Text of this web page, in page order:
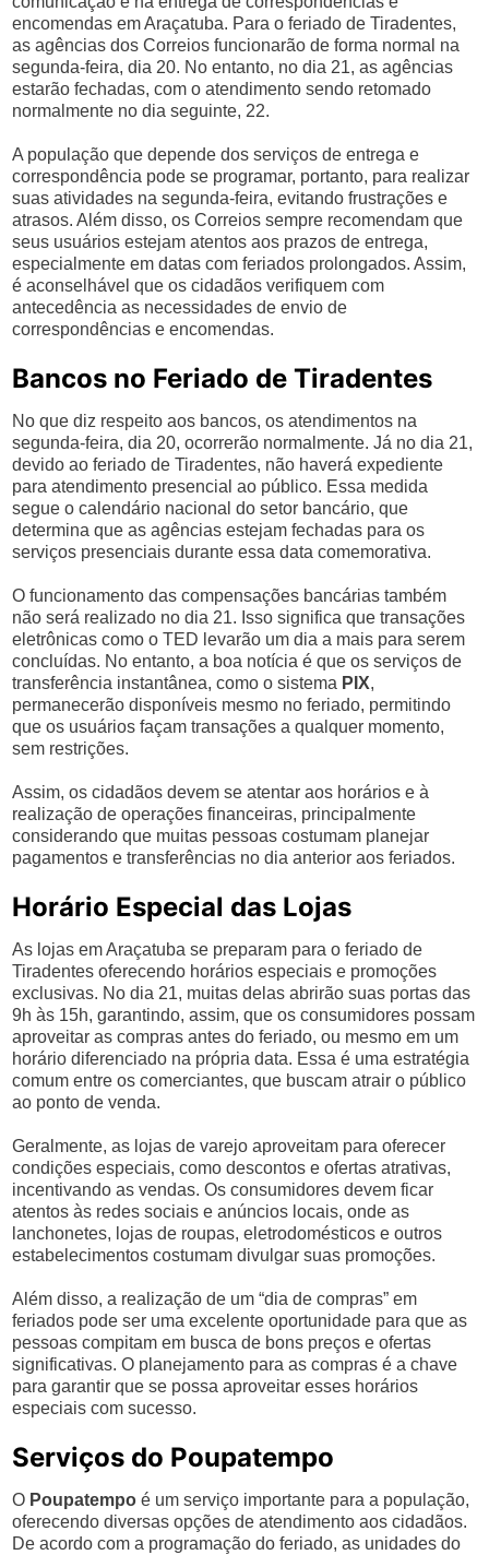
encomendas em Araçatuba. Para o feriado de Tiradentes,
as agências dos Correios funcionarão de forma normal na
segunda-feira, dia 20. No entanto, no dia 21, as agências
estarão fechadas, com o atendimento sendo retomado
normalmente no dia seguinte, 22.
A população que depende dos serviços de entrega e
correspondência pode se programar, portanto, para realizar
suas atividades na segunda-feira, evitando frustrações e
atrasos. Além disso, os Correios sempre recomendam que
seus usuários estejam atentos aos prazos de entrega,
especialmente em datas com feriados prolongados. Assim,
é aconselhável que os cidadãos verifiquem com
antecedência as necessidades de envio de
correspondências e encomendas.
Bancos no Feriado de Tiradentes
No que diz respeito aos bancos, os atendimentos na
segunda-feira, dia 20, ocorrerão normalmente. Já no dia 21,
devido ao feriado de Tiradentes, não haverá expediente
para atendimento presencial ao público. Essa medida
segue o calendário nacional do setor bancário, que
determina que as agências estejam fechadas para os
serviços presenciais durante essa data comemorativa.
O funcionamento das compensações bancárias também
não será realizado no dia 21. Isso significa que transações
eletrônicas como o TED levarão um dia a mais para serem
concluídas. No entanto, a boa notícia é que os serviços de
transferência instantânea, como o sistema PIX,
permanecerão disponíveis mesmo no feriado, permitindo
que os usuários façam transações a qualquer momento,
sem restrições.
Assim, os cidadãos devem se atentar aos horários e à
realização de operações financeiras, principalmente
considerando que muitas pessoas costumam planejar
pagamentos e transferências no dia anterior aos feriados.
Horário Especial das Lojas
As lojas em Araçatuba se preparam para o feriado de
Tiradentes oferecendo horários especiais e promoções
exclusivas. No dia 21, muitas delas abrirão suas portas das
9h às 15h, garantindo, assim, que os consumidores possam
aproveitar as compras antes do feriado, ou mesmo em um
horário diferenciado na própria data. Essa é uma estratégia
comum entre os comerciantes, que buscam atrair o público
ao ponto de venda.
Geralmente, as lojas de varejo aproveitam para oferecer
condições especiais, como descontos e ofertas atrativas,
incentivando as vendas. Os consumidores devem ficar
atentos às redes sociais e anúncios locais, onde as
lanchonetes, lojas de roupas, eletrodomésticos e outros
estabelecimentos costumam divulgar suas promoções.
Além disso, a realização de um “dia de compras” em
feriados pode ser uma excelente oportunidade para que as
pessoas compitam em busca de bons preços e ofertas
significativas. O planejamento para as compras é a chave
para garantir que se possa aproveitar esses horários
especiais com sucesso.
Serviços do Poupatempo
O Poupatempo é um serviço importante para a população,
oferecendo diversas opções de atendimento aos cidadãos.
De acordo com a programação do feriado, as unidades do